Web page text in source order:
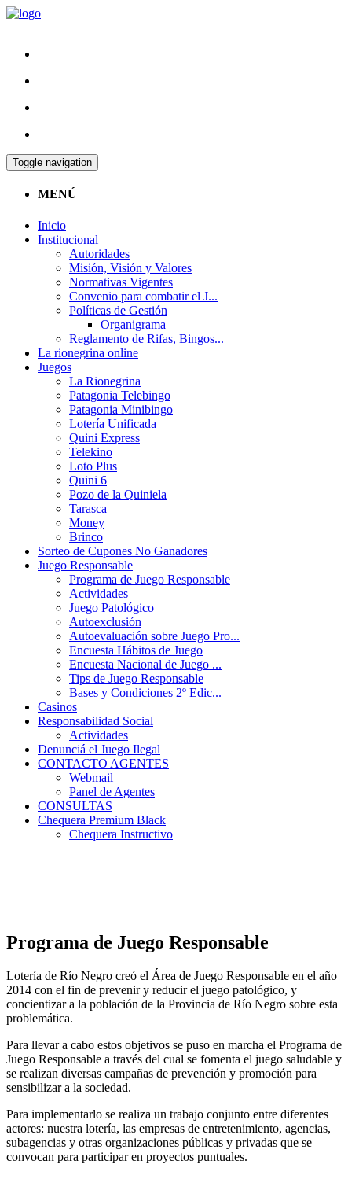
Toggle navigation
MENÚ
Inicio
Institucional
Autoridades
Misión, Visión y Valores
Normativas Vigentes
Convenio para combatir el J...
Políticas de Gestión
Organigrama
Reglamento de Rifas, Bingos...
La rionegrina online
Juegos
La Rionegrina
Patagonia Telebingo
Patagonia Minibingo
Lotería Unificada
Quini Express
Telekino
Loto Plus
Quini 6
Pozo de la Quiniela
Tarasca
Money
Brinco
Sorteo de Cupones No Ganadores
Juego Responsable
Programa de Juego Responsable
Actividades
Juego Patológico
Autoexclusión
Autoevaluación sobre Juego Pro...
Encuesta Hábitos de Juego
Encuesta Nacional de Juego ...
Tips de Juego Responsable
Bases y Condiciones 2º Edic...
Casinos
Responsabilidad Social
Actividades
Denunciá el Juego Ilegal
CONTACTO AGENTES
Webmail
Panel de Agentes
CONSULTAS
Chequera Premium Black
Chequera Instructivo
Programa de Juego Responsable
Lotería de Río Negro creó el Área de Juego Responsable en el año
2014 con el fin de prevenir y reducir el juego patológico, y
concientizar a la población de la Provincia de Río Negro sobre esta
problemática.
Para llevar a cabo estos objetivos se puso en marcha el Programa de
Juego Responsable a través del cual se fomenta el juego saludable y
se realizan diversas campañas de prevención y promoción para
sensibilizar a la sociedad.
Para implementarlo se realiza un trabajo conjunto entre diferentes
actores: nuestra lotería, las empresas de entretenimiento, agencias,
subagencias y otras organizaciones públicas y privadas que se
convocan para participar en proyectos puntuales.